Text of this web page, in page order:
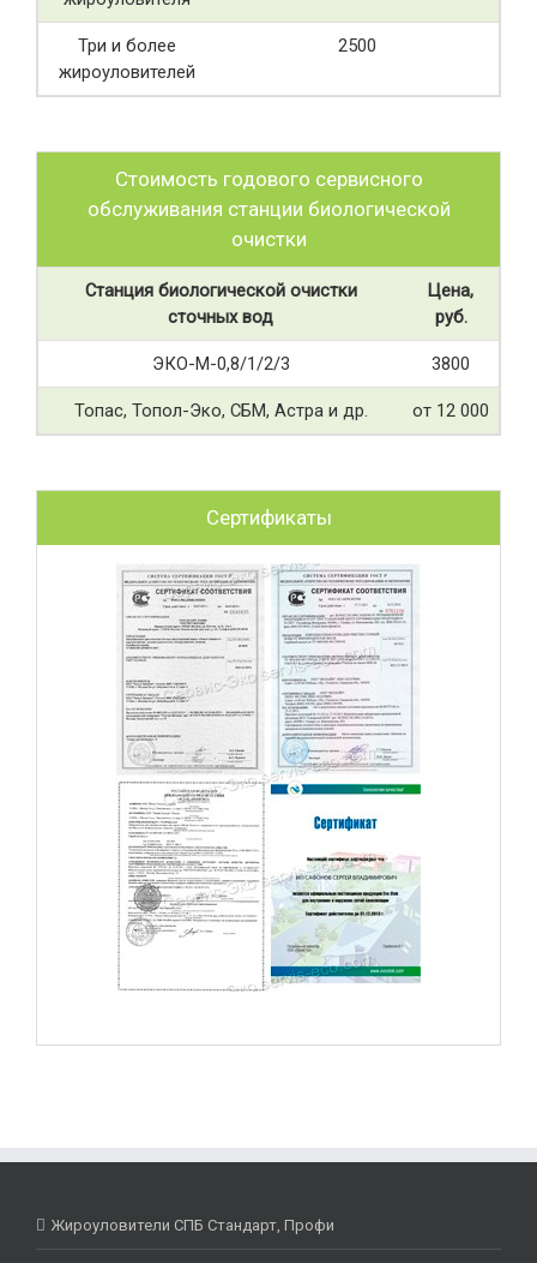
Три и более
жироуловителей
2500
Стоимость годового сервисного
обслуживания станции биологической
очистки
Станция биологической очистки
сточных вод
Цена,
руб.
ЭКО-М-0,8/1/2/3 3800
Топас, Топол-Эко, СБМ, Астра и др. от 12 000
Сертификаты
Жироуловители СПБ Стандарт, Профи